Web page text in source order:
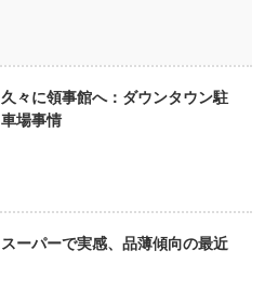
久々に領事館へ：ダウンタウン駐
車場事情
スーパーで実感、品薄傾向の最近